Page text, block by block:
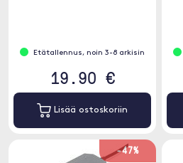
Etätallennus, noin 3-8 arkisin
19.90 €
Lisää ostoskoriin
-47%